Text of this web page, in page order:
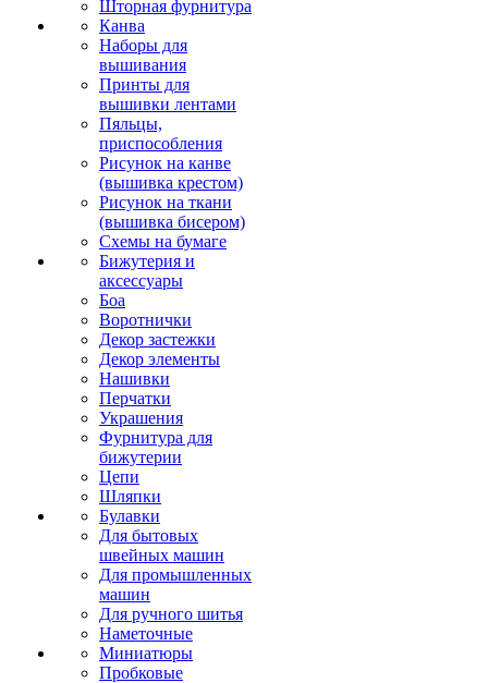
Шторная фурнитура
Канва
Наборы для
вышивания
Принты для
вышивки лентами
Пяльцы,
приспособления
Рисунок на канве
(вышивка крестом)
Рисунок на ткани
(вышивка бисером)
Схемы на бумаге
Бижутерия и
аксессуары
Боа
Воротнички
Декор застежки
Декор элементы
Нашивки
Перчатки
Украшения
Фурнитура для
бижутерии
Цепи
Шляпки
Булавки
Для бытовых
швейных машин
Для промышленных
машин
Для ручного шитья
Наметочные
Миниатюры
Пробковые